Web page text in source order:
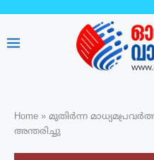
Home » മുതിർന്ന
അന്തരിച്ചു